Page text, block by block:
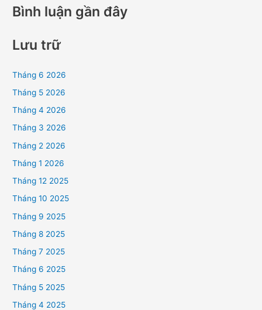
Bình luận gần đây
Lưu trữ
Tháng 6 2026
Tháng 5 2026
Tháng 4 2026
Tháng 3 2026
Tháng 2 2026
Tháng 1 2026
Tháng 12 2025
Tháng 10 2025
Tháng 9 2025
Tháng 8 2025
Tháng 7 2025
Tháng 6 2025
Tháng 5 2025
Tháng 4 2025